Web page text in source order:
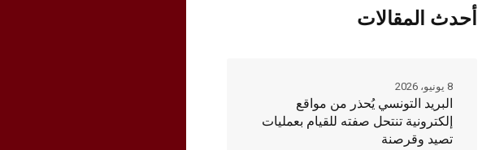
أحدث المقالات
البريد التونسي يُحذر من مواقع
إلكترونية تنتحل صفته للقيام بعمليات
تصيد وقرصنة
8 يونيو، 2026